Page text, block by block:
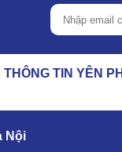
chạm ngưỡng
THÔNG TIN YÊN
Nội